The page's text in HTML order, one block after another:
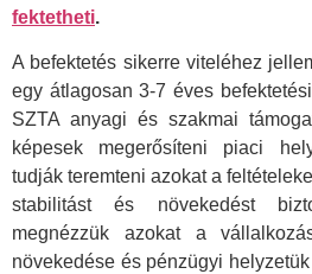
fektetheti.
A befektetés sikerre viteléhez
egy átlagosan 3-7 éves
SZTA anyagi és szakmai
képesek megerősíteni piaci
tudják teremteni azokat a
stabilitást és növekedést
megnézzük azokat a
növekedése és pénzügyi